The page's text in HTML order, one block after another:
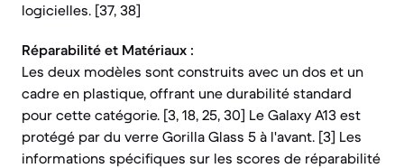
logicielles. [37, 38]
Réparabilité et Matériaux :
Les deux modèles sont construits avec un dos et un
cadre en plastique, offrant une durabilité standard
pour cette catégorie. [3, 18, 25, 30] Le Galaxy A13 est
protégé par du verre Gorilla Glass 5 à l'avant. [3] Les
informations spécifiques sur les scores de réparabilité